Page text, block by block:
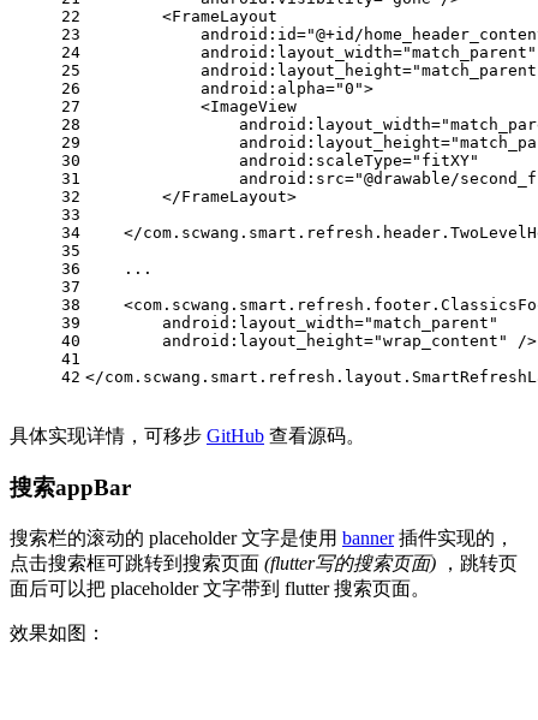
22
23
24
25
26
27
28
29
30
31
32
33
34
35
36
37
38
39
40
41
42
<FrameLayout
android:id="@+id/
android:layout_width="match_parent"
android:layout_height=
android:alpha="0">
<ImageView
android:layout_width=
android:layout_height=
android:scaleType="fitXY"
android:src="@drawable/
</FrameLayout>
</
    ...
<
android:layout_width="match_parent"
android:layout_height="wrap_content"
/>
</
具体实现详情，可移步 GitHub 查看源码。
搜索appBar
搜索栏的滚动的 placeholder 文字是使用 banner插件实现的，
点击搜索框可跳转到搜索页面 (flutter写的搜索页面) ，跳转页
面后可以把 placeholder 文字带到 flutter 搜索页面。
效果如图：